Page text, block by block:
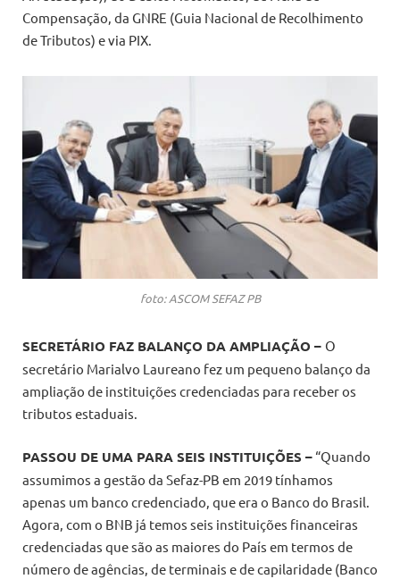
Compensação, da GNRE (Guia Nacional de Recolhimento
de Tributos) e via PIX.
foto: ASCOM SEFAZ PB
SECRETÁRIO FAZ BALANÇO DA AMPLIAÇÃO – O
secretário Marialvo Laureano fez um pequeno balanço da
ampliação de instituições credenciadas para receber os
tributos estaduais.
PASSOU DE UMA PARA SEIS INSTITUIÇÕES – “Quando
assumimos a gestão da Sefaz-PB em 2019 tínhamos
apenas um banco credenciado, que era o Banco do Brasil.
Agora, com o BNB já temos seis instituições financeiras
credenciadas que são as maiores do País em termos de
número de agências, de terminais e de capilaridade (Banco